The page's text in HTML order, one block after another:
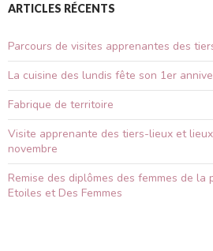
ARTICLES RÉCENTS
Parcours de visites apprenantes des
La cuisine des lundis fête son 1er
Fabrique de territoire
Visite apprenante des tiers-lieux et
novembre
Remise des diplômes des femmes de la
Etoiles et Des Femmes